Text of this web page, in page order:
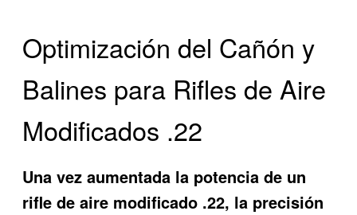
Optimización del Cañón y
Balines para Rifles de Aire
Modificados .22
Una vez aumentada la potencia de un
rifle de aire modificado .22, la precisión